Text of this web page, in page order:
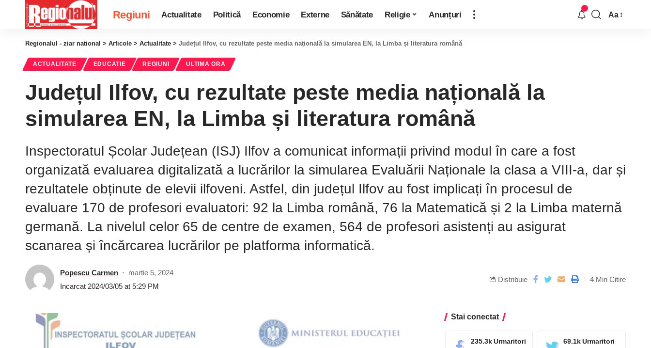
Regiuni Actualitate Politică Economie Externe Sănătate Religie Anunțuri Aa
Regionalul - ziar national > Articole > Actualitate > Județul Ilfov, cu rezultate peste media națională la simularea EN, la Limba și literatura română
ACTUALITATE EDUCATIE REGIUNI ULTIMA ORA
Județul Ilfov, cu rezultate peste media națională la
simularea EN, la Limba și literatura română
Inspectoratul Școlar Județean (ISJ) Ilfov a comunicat informații privind modul în care a fost
organizată evaluarea digitalizată a lucrărilor la simularea Evaluării Naționale la clasa a VIII-a, dar și
rezultatele obținute de elevii ilfoveni. Astfel, din județul Ilfov au fost implicați în procesul de
evaluare 170 de profesori evaluatori: 92 la Limba română, 76 la Matematică și 2 la Limba maternă
germană. La nivelul celor 65 de centre de examen, 564 de profesori asistenți au asigurat
scanarea și încărcarea lucrărilor pe platforma informatică.
Popescu Carmen
martie 5, 2024
Incarcat 2024/03/05 at 5:29 PM
Distribuie 4 Min Citire
Stai conectat
235.3k Urmaritori 69.1k Urmaritori